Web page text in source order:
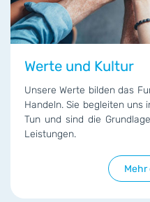
Werte und Kultur
Unsere Werte bilden das
Handeln. Sie begleiten uns
Tun und sind die
Leistungen.